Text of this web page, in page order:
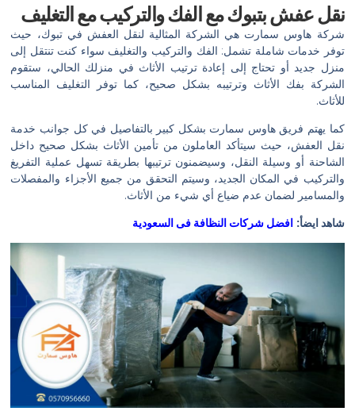
نقل عفش بتبوك مع الفك والتركيب مع التغليف
شركة هاوس سمارت هي الشركة المثالية لنقل العفش في تبوك، حيث
توفر خدمات شاملة تشمل: الفك والتركيب والتغليف سواء كنت تنتقل إلى
منزل جديد أو تحتاج إلى إعادة ترتيب الأثاث في منزلك الحالي، ستقوم
الشركة بفك الأثاث وترتيبه بشكل صحيح، كما توفر التغليف المناسب
للأثاث.
كما يهتم فريق هاوس سمارت بشكل كبير بالتفاصيل في كل جوانب خدمة
نقل العفش، حيث سيتأكد العاملون من تأمين الأثاث بشكل صحيح داخل
الشاحنة أو وسيلة النقل، وسيضمنون ترتيبها بطريقة تسهل عملية التفريغ
والتركيب في المكان الجديد، وسيتم التحقق من جميع الأجزاء والمفصلات
والمسامير لضمان عدم ضياع أي شيء من الأثاث.
شاهد ايضأ: افضل شركات النظافة فى السعودية